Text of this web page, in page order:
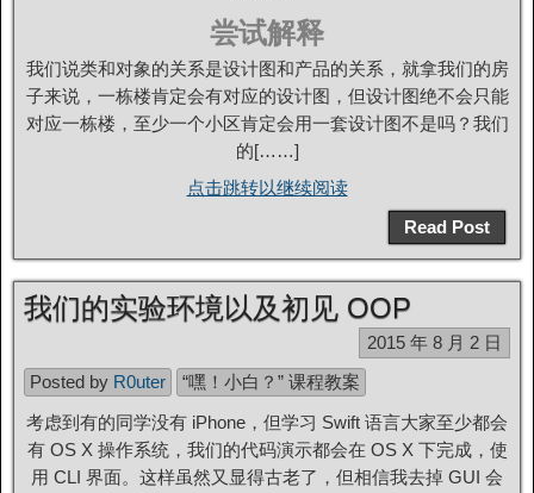
尝试解释
我们说类和对象的关系是设计图和产品的关系，就拿我们的房
子来说，一栋楼肯定会有对应的设计图，但设计图绝不会只能
对应一栋楼，至少一个小区肯定会用一套设计图不是吗？我们
的[……]
点击跳转以继续阅读
Read Post
我们的实验环境以及初见 OOP
2015 年 8 月 2 日
Posted by R0uter
“嘿！小白？” 课程教案
考虑到有的同学没有 iPhone，但学习 Swift 语言大家至少都会
有 OS X 操作系统，我们的代码演示都会在 OS X 下完成，使
用 CLI 界面。这样虽然又显得古老了，但相信我去掉 GUI 会